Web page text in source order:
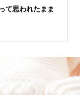
て思われたまま